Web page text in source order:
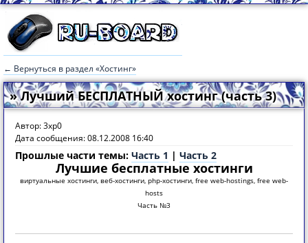
← Вернуться в раздел «Хостинг»
» Лучший БЕСПЛАТНЫЙ хостинг (часть 3)
Автор: 3xp0
Дата сообщения: 08.12.2008 16:40
Прошлые части темы: Часть 1 | Часть 2
Лучшие бесплатные хостинги
виртуальные хостинги, веб-хостинги, php-хостинги, free web-hostings, free web-
hosts
Часть №3